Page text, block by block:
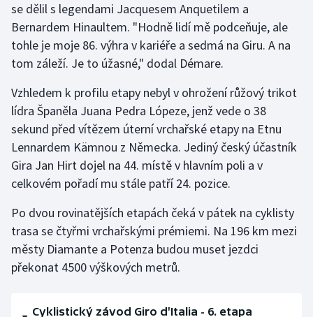
Stolní tenis
Triatlon
Vodní slalom
Volejbal
Ostatní
se dělil s legendami Jacquesem Anquetilem a
Bernardem Hinaultem. "Hodně lidí mě podceňuje, ale
tohle je moje 86. výhra v kariéře a sedmá na Giru. A na
tom záleží. Je to úžasné," dodal Démare.
Vzhledem k profilu etapy nebyl v ohrožení růžový trikot
lídra Španěla Juana Pedra Lópeze, jenž vede o 38
sekund před vítězem úterní vrchařské etapy na Etnu
Lennardem Kämnou z Německa. Jediný český účastník
Gira Jan Hirt dojel na 44. místě v hlavním poli a v
celkovém pořadí mu stále patří 24. pozice.
Po dvou rovinatějších etapách čeká v pátek na cyklisty
trasa se čtyřmi vrchařskými prémiemi. Na 196 km mezi
městy Diamante a Potenza budou muset jezdci
překonat 4500 výškových metrů.
Cyklistický závod Giro d'Italia - 6. etapa